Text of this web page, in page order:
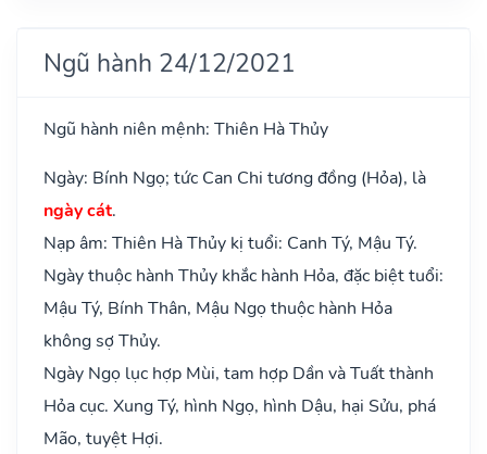
Ngũ hành 24/12/2021
Ngũ hành niên mệnh: Thiên Hà Thủy
Ngày: Bính Ngọ; tức Can Chi tương đồng (Hỏa), là
ngày cát.
Nạp âm: Thiên Hà Thủy kị tuổi: Canh Tý, Mậu Tý.
Ngày thuộc hành Thủy khắc hành Hỏa, đặc biệt tuổi:
Mậu Tý, Bính Thân, Mậu Ngọ thuộc hành Hỏa
không sợ Thủy.
Ngày Ngọ lục hợp Mùi, tam hợp Dần và Tuất thành
Hỏa cục. Xung Tý, hình Ngọ, hình Dậu, hại Sửu, phá
Mão, tuyệt Hợi.